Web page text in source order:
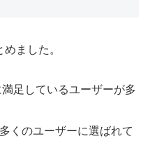
ました。
足しているユーザーが多
くのユーザーに選ばれて